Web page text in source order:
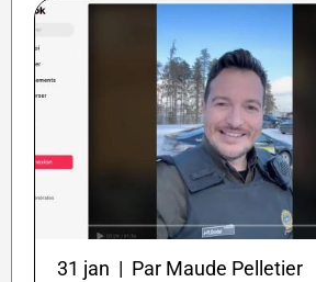
31 jan | Par Maude Pelletier